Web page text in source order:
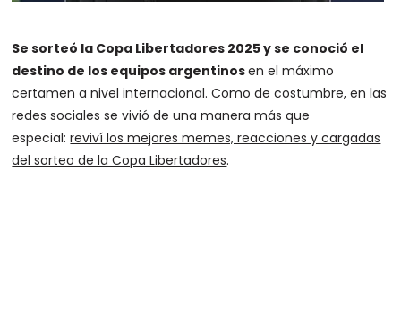
Se sorteó la Copa Libertadores 2025 y se conoció el
destino de los equipos argentinosen el máximo
certamen a nivel internacional. Como de costumbre, en las
redes sociales se vivió de una manera más que
especial:reviví los mejores memes, reacciones y cargadas
del sorteo de la Copa Libertadores.